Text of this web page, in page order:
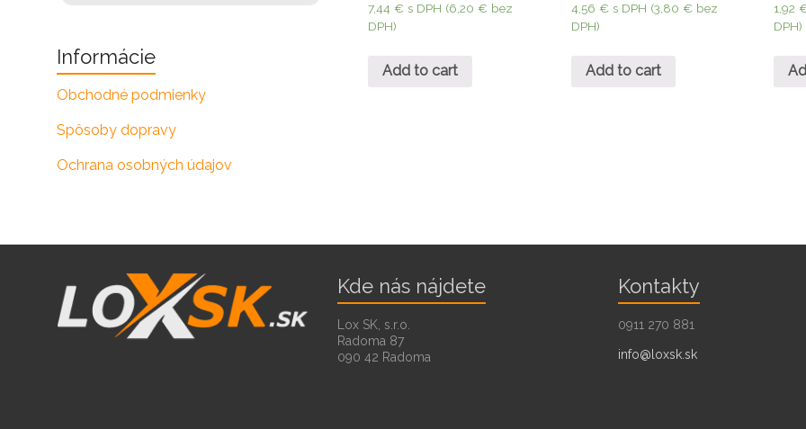
7,44€ s DPH (6,20€ bez
DPH)
Add to cart
4,56 € s DPH (3,80 €bez
DPH)
Add to cart
1,92
DPH)
Informácie
Obchodné podmienky
Spôsoby dopravy
Ochrana osobných údajov
Kde nás nájdete
Lox SK, s.r.o.
Radoma 87
090 42 Radoma
Kontakty
0911 270 881
info@loxsk.sk